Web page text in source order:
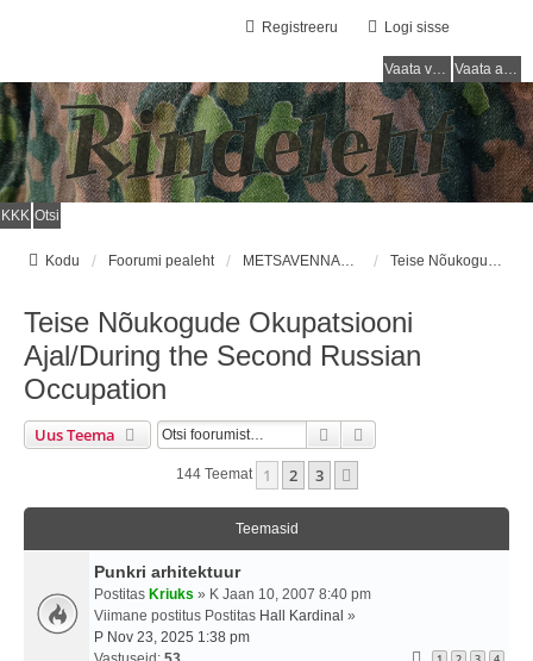
Logi sisse
Registreeru
Vaata vastamata teemasi Vaata aktiivseid teemasid
KKK Otsi
Kodu Foorumi pealeht METSAVENNAD / FOREST BROTHERS Teise Nõukogude Okupatsiooni Ajal/During the Second Russian Occupation
Teise Nõukogude Okupatsiooni
Ajal/During the Second Russian
Occupation
Uus Teema Otsi
144 Teemat 1 2 3
Teemasid
Punkri arhitektuur
Postitas Kriuks » K Jaan 10, 2007 8:40 pm
Viimane postitus Postitas Hall Kardinal »
P Nov 23, 2025 1:38 pm